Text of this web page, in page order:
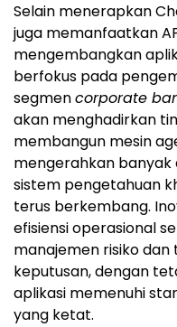
Selain menerapkan
juga memanfaatkan
mengembangkan
berfokus pada
segmencorporate
akan menghadirkan
membangun mesin
mengerahkan banyak
sistem pengetahuan
terus berkembang.
efisiensi operasional
manajemen risiko
keputusan, dengan
aplikasi memenuhi
yang ketat.